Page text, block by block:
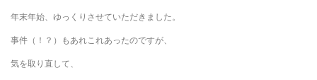
年末年始、ゆっくりさせていただきました。
事件（！？）もあれこれあったのですが、
気を取り直して、